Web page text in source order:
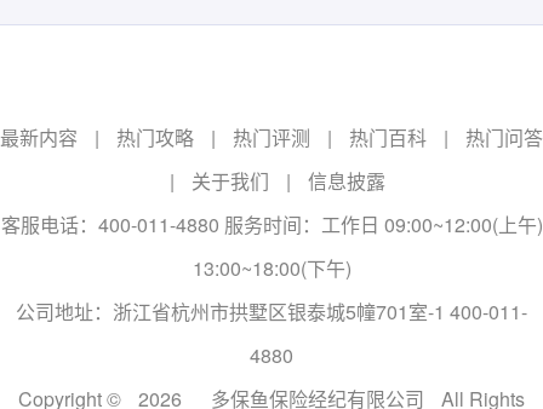
最新内容 | 热门攻略 | 热门评测 | 热门百科 |
热门问答
|
关于我们 |
信息披露
客服电话：400-011-4880 服务时间：工作日 09:00~12:00(上午)
13:00~18:00(下午)
公司地址：浙江省杭州市拱墅区银泰城5幢701室-1 400-011-
4880
Copyright ©
2026 多保鱼保险经纪有限公司 All Rights